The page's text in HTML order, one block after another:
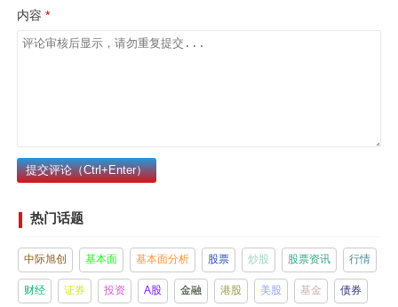
内容
提交评论（Ctrl+Enter）
热门话题
中际旭创 基本面 基本面分析 股票 炒股 股票资讯 行情
财经 证券 投资 A股 金融 港股 美股 基金 债券